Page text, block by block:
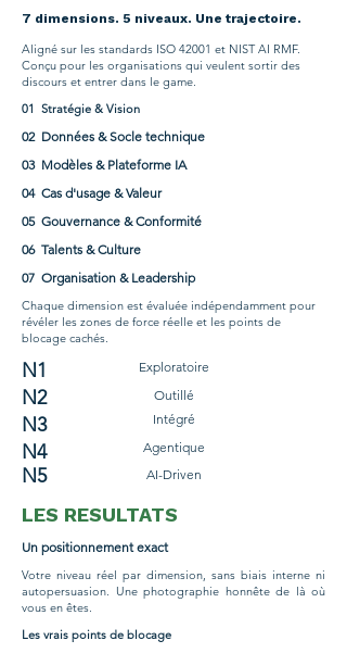
7 dimensions. 5 niveaux. Une trajectoire.
Aligné sur les standards ISO 42001 et NIST AI RMF.
Conçu pour les organisations qui veulent sortir des
discours et entrer dans le game.
01 Stratégie & Vision
02 Données & Socle technique
03 Modèles & Plateforme IA
04 Cas d'usage & Valeur
05 Gouvernance & Conformité
06 Talents & Culture
07 Organisation & Leadership
Chaque dimension est évaluée indépendamment pour
révéler les zones de force réelle et les points de
blocage cachés.
N1 Exploratoire
N2 Outillé
N3 Intégré
N4 Agentique
N5 AI-Driven
LES RESULTATS
Un positionnement exact
Votre niveau réel par dimension, sans biais interne ni
autopersuasion. Une photographie honnête de là où
vous en êtes.
Les vrais points de blocage